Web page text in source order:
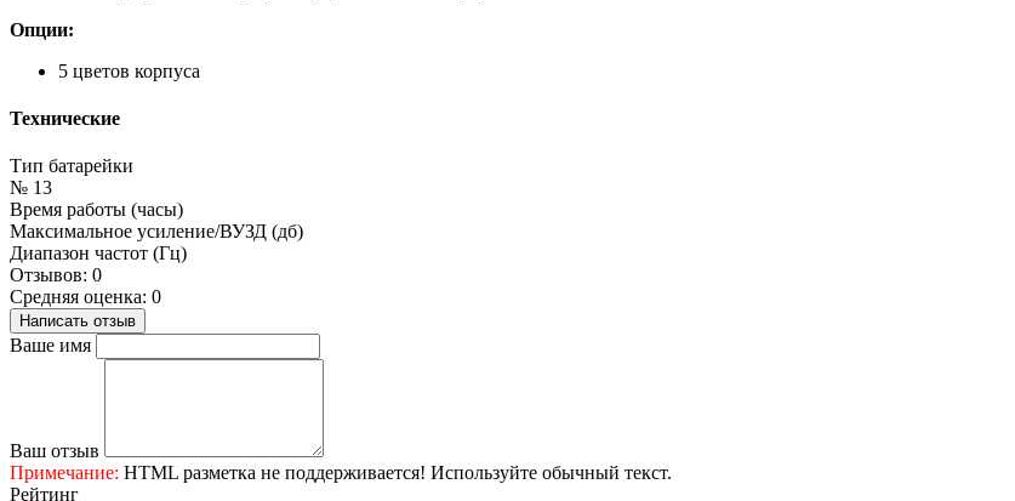
Опции:
5 цветов корпуса
Технические
Тип батарейки
№ 13
Время работы (часы)
Максимальное усиление/ВУЗД (дб)
Диапазон частот (Гц)
Отзывов: 0
Средняя оценка: 0
Написать отзыв
Ваше имя
Ваш отзыв
Примечание: HTML разметка не поддерживается! Используйте обычный текст.
Рейтинг